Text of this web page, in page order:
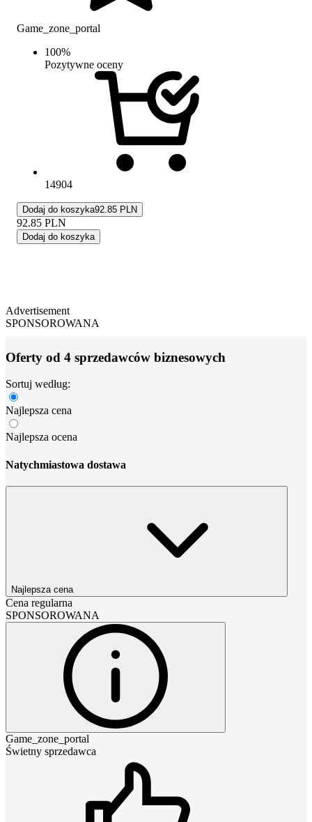
Game_zone_portal
100%
Pozytywne oceny
14904
Dodaj do koszyka92.85 PLN
92.85 PLN
Dodaj do koszyka
Advertisement
SPONSOROWANA
Oferty od 4 sprzedawców biznesowych
Sortuj według:
Najlepsza cena
Najlepsza ocena
Natychmiastowa dostawa
Najlepsza cena
Cena regularna
SPONSOROWANA
Game_zone_portal
Świetny sprzedawca